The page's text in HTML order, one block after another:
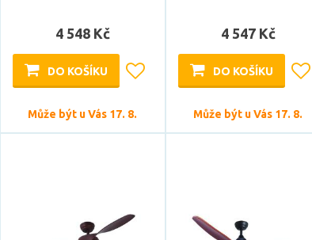
4 548 Kč
DO KOŠÍKU
Může být u Vás 17. 8.
4 547 Kč
DO KOŠÍKU
Může být u Vás 17. 8.